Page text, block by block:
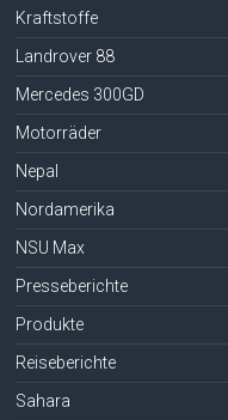
Kraftstoffe
Landrover 88
Mercedes 300GD
Motorräder
Nepal
Nordamerika
NSU Max
Presseberichte
Produkte
Reiseberichte
Sahara